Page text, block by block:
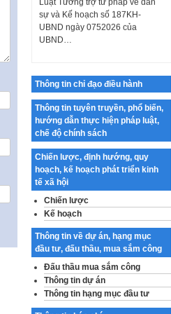
sự và Kế hoạch số 187KH-
UBND ngày 0752026 của
UBND…
thành phố Hà Nội
chính luận về bảo vệ nền tảng tư
tưởng của Đảng…
Công bố công khai dự toán kinh
phí xây dựng pháp luật, hoàn
thiện thể chế, chính…
Quy định về nghiên cứu, ứng
dụng khoa học, công nghệ, đổi
mới sáng tạo và chuyển…
Quy định chi tiết và hướng dẫn
thi hành một số điều của Luật Lý
lịch tư…
Sửa đổi, bổ sung một số nội
dung tại Nghị quyết số 30/NQ-
CP ngày 24 tháng 02…
Thông tin chỉ đạo điều hành
Thông tin tuyên truyền, phổ biến,
hướng dẫn thực hiện pháp luật,
chế độ chính sách
Chiến lược, định hướng, quy
hoạch, kế hoạch phát triển kinh
tế xã hội
Chiến lược
Kế hoạch
Thông tin về dự án, hạng mục
đầu tư, đấu thầu, mua sắm công
Đấu thầu mua sắm công
Thông tin dự án
Thông tin hạng mục đầu tư